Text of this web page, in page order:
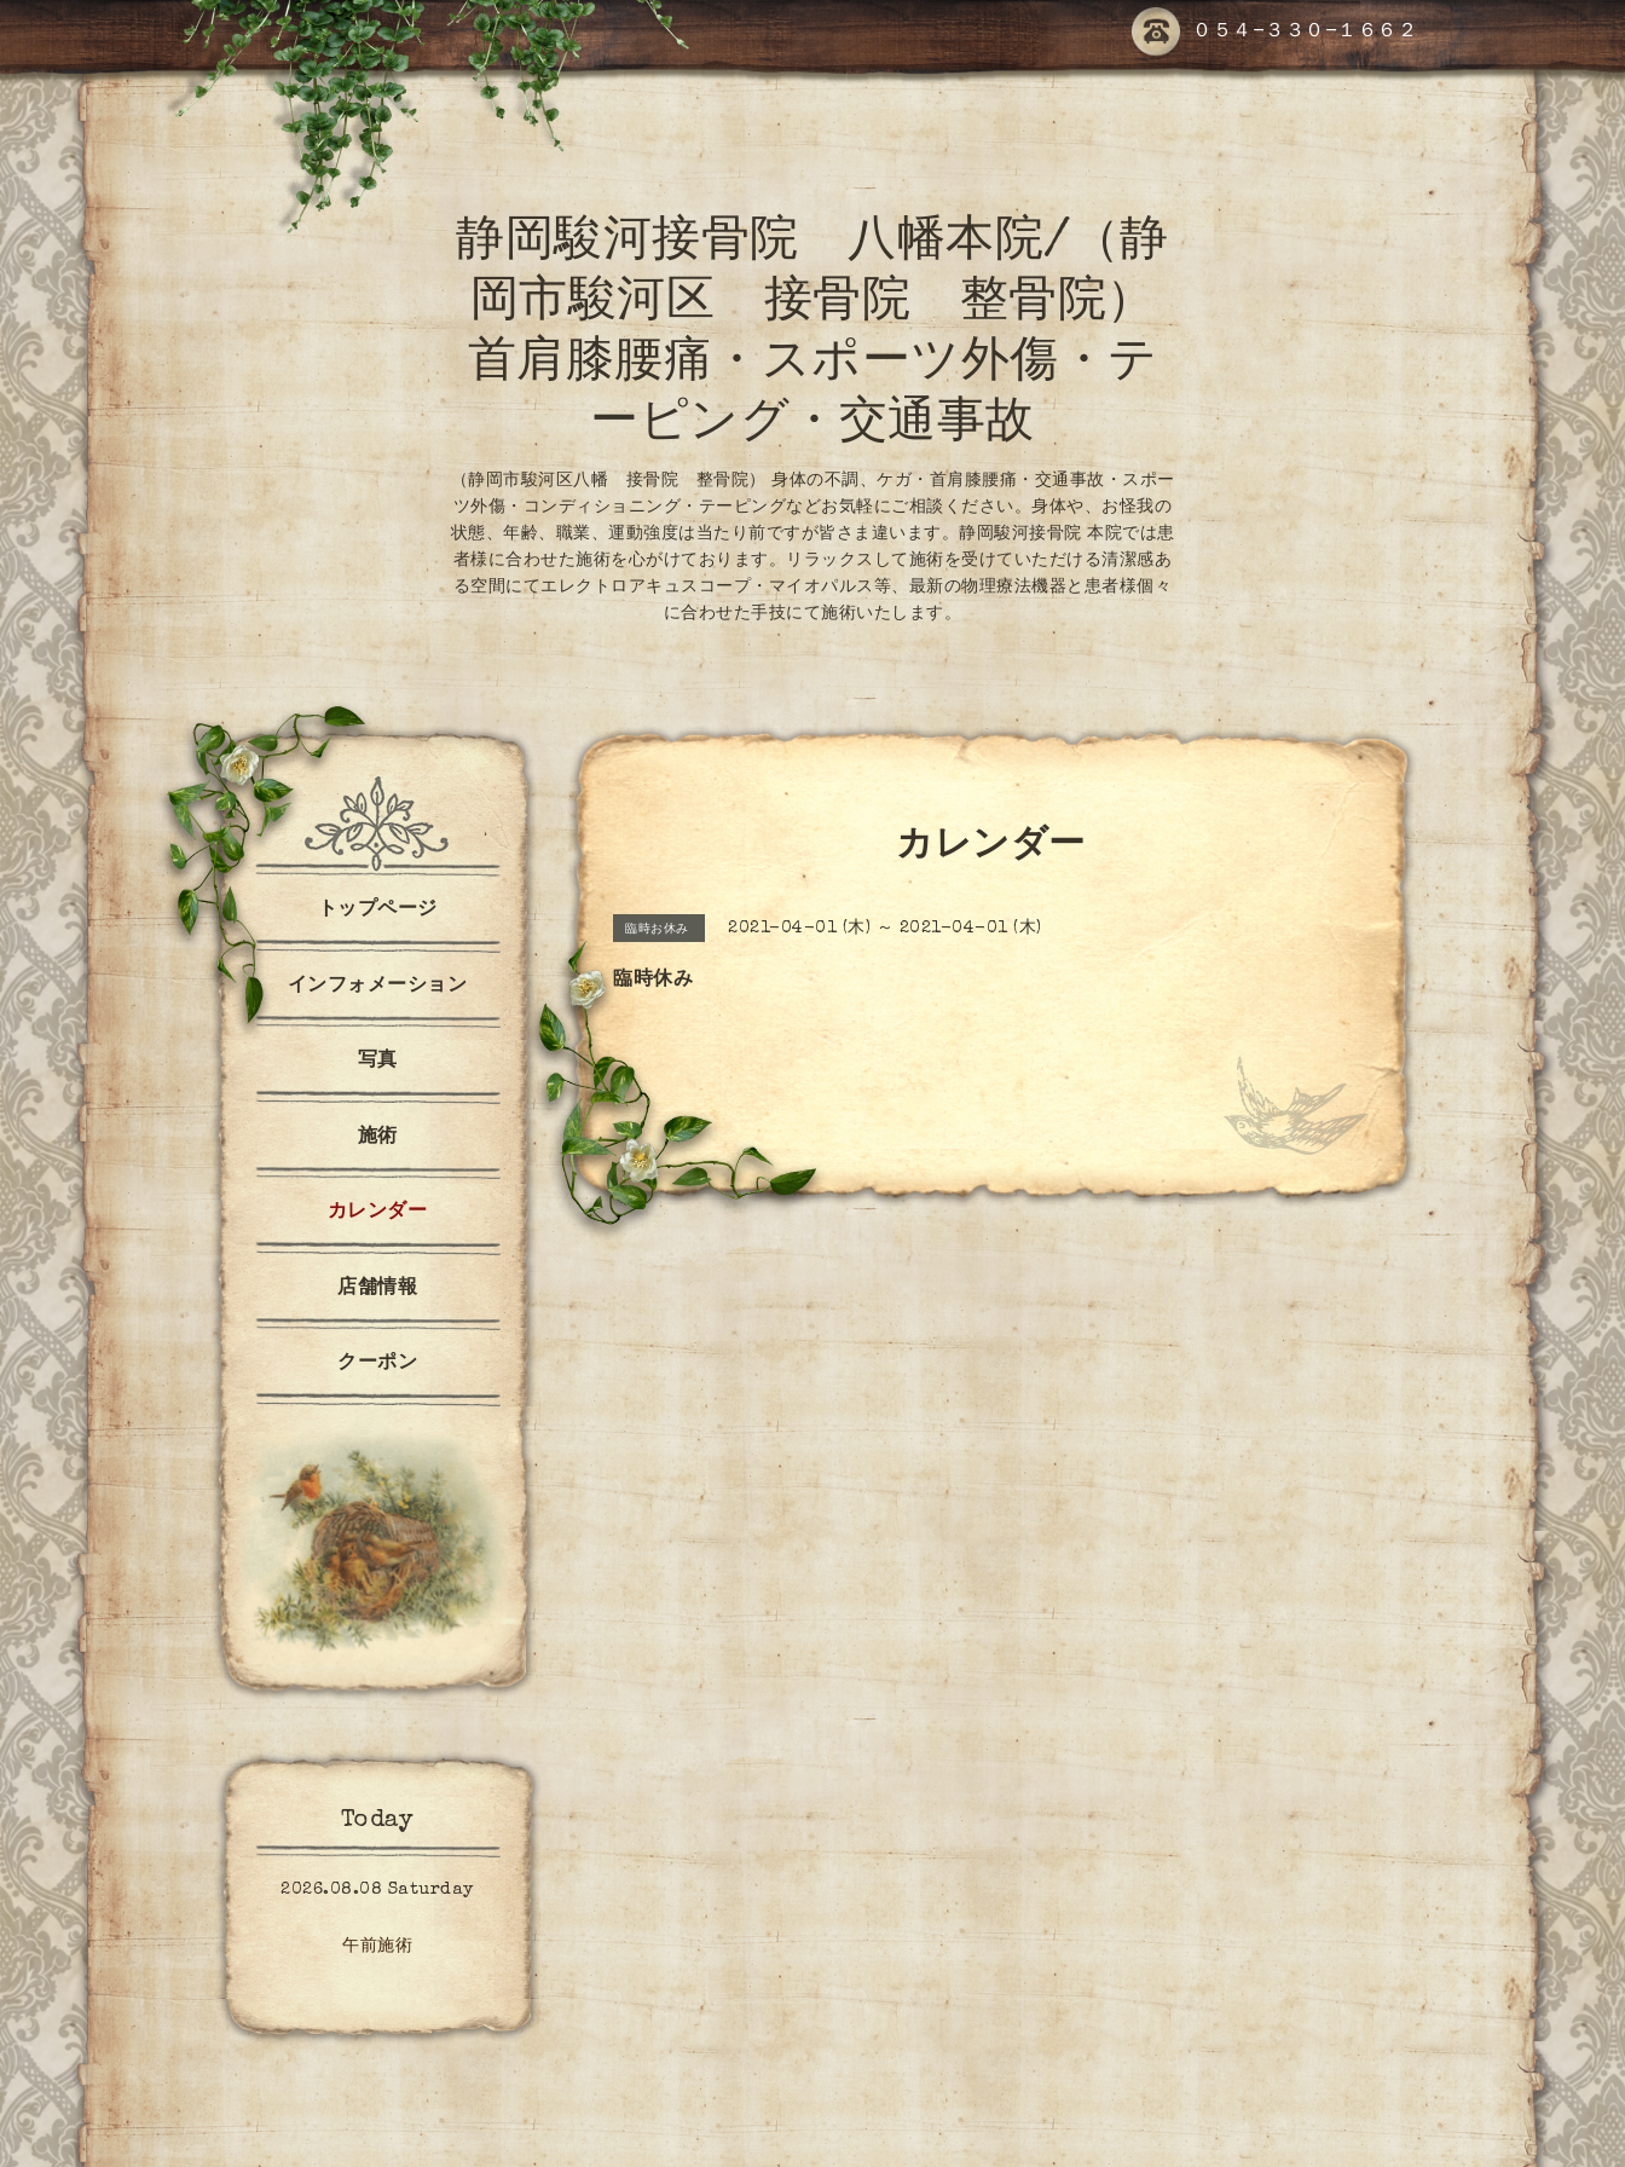
０５４-３３０-１６６２
静岡駿河接骨院 八幡本院/（静
岡市駿河区 接骨院 整骨院）
首肩膝腰痛・スポーツ外傷・テ
ーピング・交通事故
（静岡市駿河区八幡 接骨院 整骨院） 身体の不調、ケガ・首肩膝腰痛・交通事故・スポー
ツ外傷・コンディショニング・テーピングなどお気軽にご相談ください。身体や、お怪我の
状態、年齢、職業、運動強度は当たり前ですが皆さま違います。静岡駿河接骨院 本院では患
者様に合わせた施術を心がけております。リラックスして施術を受けていただける清潔感あ
る空間にてエレクトロアキュスコープ・マイオパルス等、最新の物理療法機器と患者様個々
に合わせた手技にて施術いたします。
カレンダー
臨時お休み 2021-04-01 (木) ～ 2021-04-01 (木)
臨時休み
トップページ
インフォメーション
写真
施術
カレンダー
店舗情報
クーポン
Today
2026.08.08 Saturday
午前施術